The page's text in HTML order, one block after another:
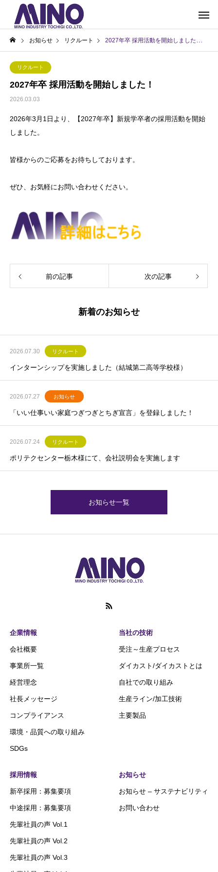
お知らせ リクルート 2027年卒 採用活動を開始しました！
リクルート
2027年卒 採用活動を開始しました！
2026.03.03
2026年3月1日より、【2027年卒】新規学卒者の採用活動を開始
しました。
皆様からのご応募をお待ちしております。
ぜひ、お気軽にお問い合わせください。
前の記事 次の記事
新着のお知らせ
2026.07.30 リクルート
インターンシップを実施しました（結城第二高等学校様）
2026.07.27 お知らせ
「いい仕事いい家庭つぎつぎとちぎ宣言」を登録しました！
2026.07.24 リクルート
ポリテクセンター栃木様にて、会社説明会を実施します
お知らせ一覧
企業情報
会社概要
事業所一覧
経営理念
社長メッセージ
コンプライアンス
環境・品質への取り組み
SDGs
当社の技術
受注～生産プロセス
ダイカスト/ダイカストとは
自社での取り組み
生産ライン/加工技術
主要製品
採用情報
新卒採用：募集要項
中途採用：募集要項
先輩社員の声 Vol.1
先輩社員の声 Vol.2
先輩社員の声 Vol.3
お知らせ
お知らせ – サステナビリティ
お問い合わせ